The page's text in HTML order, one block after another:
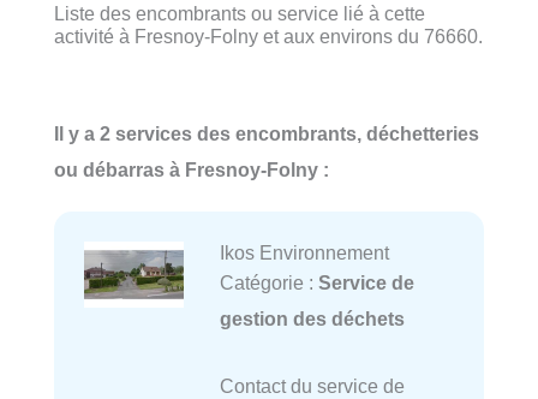
Liste des encombrants ou service lié à cette
activité à Fresnoy-Folny et aux environs du 76660.
Il y a 2 services des encombrants, déchetteries
ou débarras à Fresnoy-Folny :
Ikos Environnement
Catégorie : Service de
gestion des déchets
Contact du service de